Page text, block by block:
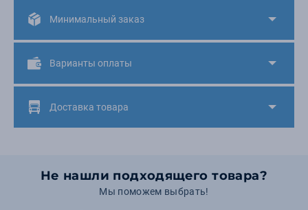
Минимальный заказ
Варианты оплаты
Доставка товара
Не нашли подходящего товара?
Мы поможем выбрать!